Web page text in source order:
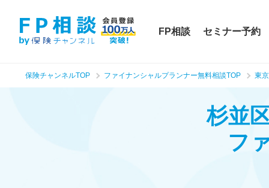
FP相談 セミナー予約
保険チャンネルTOP ファイナンシャルプランナー無料相談TOP 東
杉並
フ